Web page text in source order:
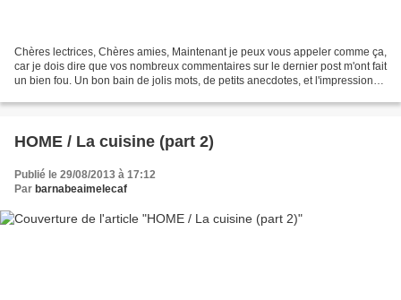
Chères lectrices, Chères amies, Maintenant je peux vous appeler comme ça,
car je dois dire que vos nombreux commentaires sur le dernier post m'ont fait
un bien fou. Un bon bain de jolis mots, de petits anecdotes, et l'impression
HOME / La cuisine (part 2)
Publié le 29/08/2013 à 17:12
Par barnabeaimelecaf